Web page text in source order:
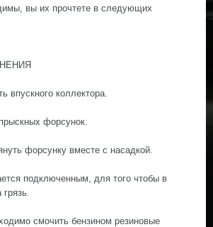
вы их прочтете в следующих
впускного коллектора.
форсунок.
форсунку вместе с насадкой.
подключенным, для того чтобы в
смочить бензином резиновые